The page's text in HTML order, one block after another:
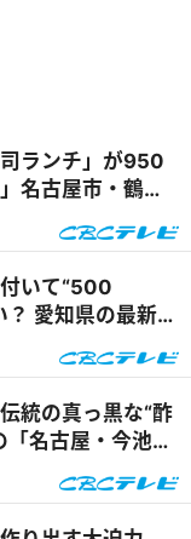
ランチ」が950
名古屋市・鶴舞
いて“500
？ 愛知県の最新激
統の真っ黒な“酢
名古屋・今池」